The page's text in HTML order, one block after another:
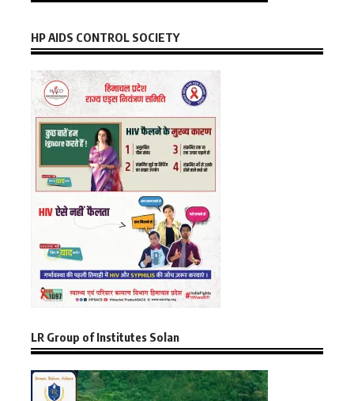
HP AIDS CONTROL SOCIETY
LR Group of Institutes Solan